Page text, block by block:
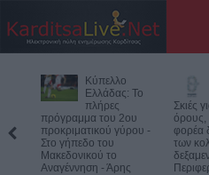
Συμμαχία Υπέρ
των Πολιτών:
Σκιές για το κόστος, τους
όρους, τον τρόπο και τον
φορέα δημοπράτησης
των κολυμβητικών
δεξαμενών της
Περιφερειακής Αρχής